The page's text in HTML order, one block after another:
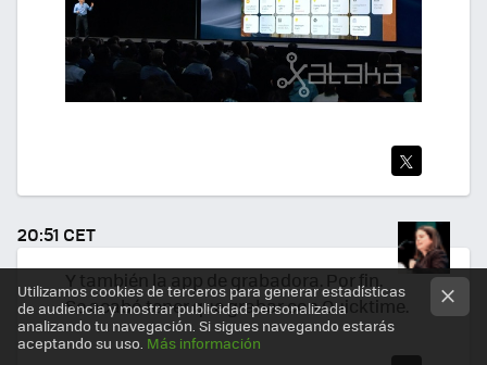
TWI
TEA
R
20:51 CET
Y también la app de grabadora. Por fin.
Se acabó tener que grabar con Quicktime.
Utilizamos cookies de terceros para generar estadísticas
de audiencia y mostrar publicidad personalizada
analizando tu navegación. Si sigues navegando estarás
aceptando su uso. Más información